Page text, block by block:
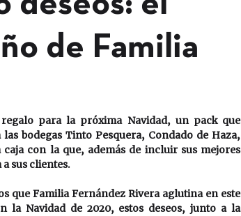
de Familia
para la próxima Navidad, un pack que
bodegas Tinto Pesquera, Condado de Haza,
con la que, además de incluir sus mejores
sus clientes.
que Familia Fernández Rivera aglutina en este
la Navidad de 2020, estos deseos, junto a la